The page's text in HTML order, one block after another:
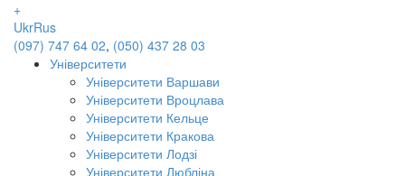
+
UkrRus
(097) 747 64 02, (050) 437 28 03
Університети
Університети Варшави
Університети Вроцлава
Університети Кельце
Університети Кракова
Університети Лодзі
Університети Любліна